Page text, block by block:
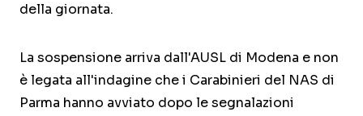
della giornata.
La sospensione arriva dall'AUSL di Modena e non
è legata all'indagine che i Carabinieri del NAS di
Parma hanno avviato dopo le segnalazioni